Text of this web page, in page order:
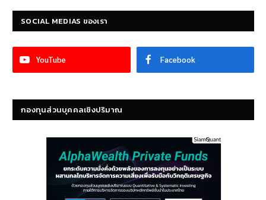
SOCIAL MEDIAS ของเรา
YouTube Facebook
กองทุนส่วนบุคคลเชิงปริมาณ